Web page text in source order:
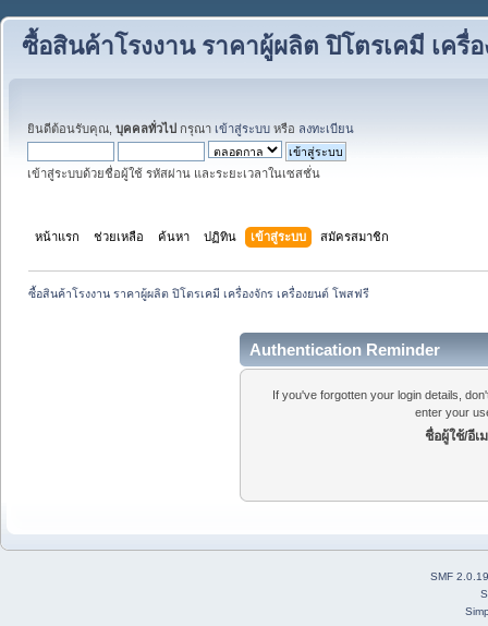
ซื้อสินค้าโรงงาน ราคาผู้ผลิต ปิโตรเคมี เครื่
ยินดีต้อนรับคุณ, บุคคลทั่วไป กรุณา เข้าสู่ระบบ หรือ ลงทะเบียน
เข้าสู่ระบบด้วยชื่อผู้ใช้ รหัสผ่าน และระยะเวลาในเซสชั่น
หน้าแรก ช่วยเหลือ ค้นหา ปฏิทิน เข้าสู่ระบบ สมัครสมาชิก
ซื้อสินค้าโรงงาน ราคาผู้ผลิต ปิโตรเคมี เครื่องจักร เครื่องยนต์ โพสฟรี
Authentication Reminder
If you've forgotten your login details,
enter your
ชื่อผู้ใช้/อีเ
SMF 2.0.19